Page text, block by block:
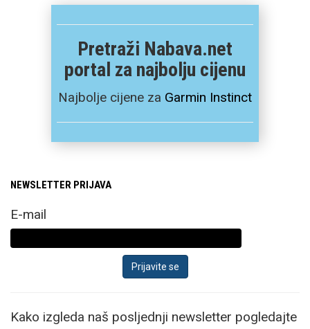
Pretraži Nabava.net
portal za najbolju cijenu
Najbolje cijene za Garmin Instinct
NEWSLETTER PRIJAVA
E-mail
Kako izgleda naš posljednji newsletter pogledajte